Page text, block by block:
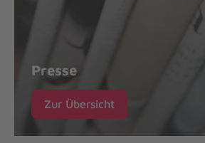
Presse
Zur Übersicht